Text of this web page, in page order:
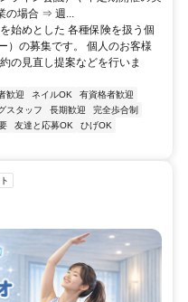
の場合 ⇒ 週...
始めとした 各種保険を扱う個
）の募集です。 個人のお客様
の見直し提案などを行いま
歓迎 ネイルOK
有資格者歓迎
スタッフ 長期歓迎
完全歩合制
友達と応募OK
ひげOK